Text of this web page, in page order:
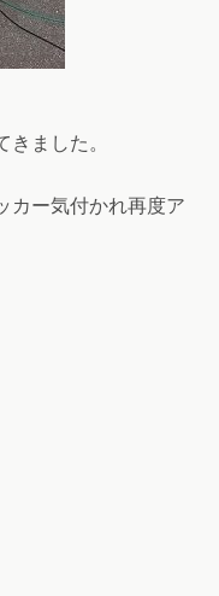
ました。
カー気付かれ再度ア